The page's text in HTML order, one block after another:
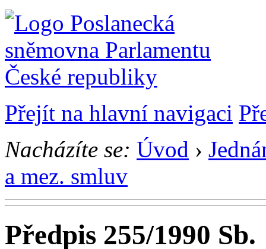
Přejít na hlavní navigaci
Nacházíte se: Úvod ›
a mez. smluv
Předpis 255/1990 Sb.